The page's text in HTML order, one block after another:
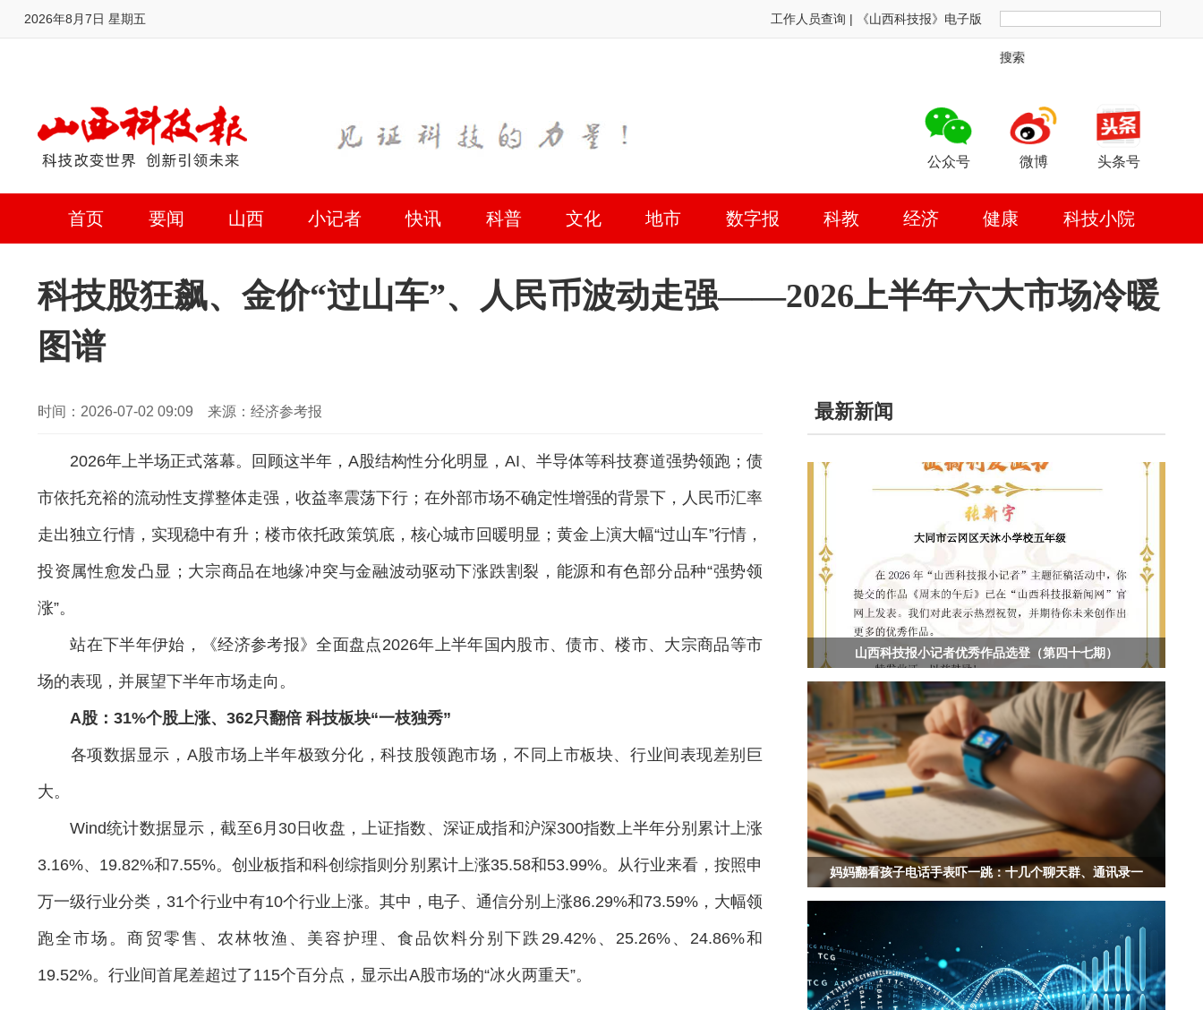
2026年8月7日 星期五 工作人员查询 | 《山西科技报》电子版
搜索
公众号 微博 头条号
首页 要闻 山西 小记者 快讯 科普 文化 地市 数字报 科教 经济 健康 科技小院
科技股狂飙、金价“过山车”、人民币波动走强——2026上半年六大市场冷暖
图谱
时间：2026-07-02 09:09 来源：经济参考报
2026年上半场正式落幕。回顾这半年，A股结构性分化明显，AI、半导体等科技赛道强势领跑；债
市依托充裕的流动性支撑整体走强，收益率震荡下行；在外部市场不确定性增强的背景下，人民币汇率
走出独立行情，实现稳中有升；楼市依托政策筑底，核心城市回暖明显；黄金上演大幅“过山车”行情，
投资属性愈发凸显；大宗商品在地缘冲突与金融波动驱动下涨跌割裂，能源和有色部分品种“强势领
涨”。
站在下半年伊始，《经济参考报》全面盘点2026年上半年国内股市、债市、楼市、大宗商品等市
场的表现，并展望下半年市场走向。
A股：31%个股上涨、362只翻倍 科技板块“一枝独秀”
各项数据显示，A股市场上半年极致分化，科技股领跑市场，不同上市板块、行业间表现差别巨
大。
Wind统计数据显示，截至6月30日收盘，上证指数、深证成指和沪深300指数上半年分别累计上涨
3.16%、19.82%和7.55%。创业板指和科创综指则分别累计上涨35.58和53.99%。从行业来看，按照申
万一级行业分类，31个行业中有10个行业上涨。其中，电子、通信分别上涨86.29%和73.59%，大幅领
跑全市场。商贸零售、农林牧渔、美容护理、食品饮料分别下跌29.42%、25.26%、24.86%和
19.52%。行业间首尾差超过了115个百分点，显示出A股市场的“冰火两重天”。
最新新闻
山西科技报小记者优秀作品选登（第四十七期）
妈妈翻看孩子电话手表吓一跳：十几个聊天群、通讯录一